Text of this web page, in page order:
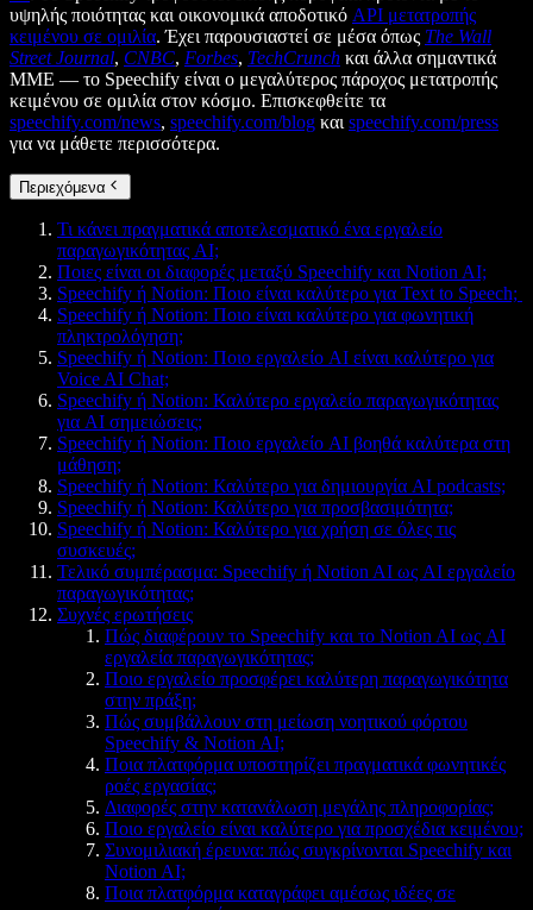
υψηλής ποιότητας και οικονομικά αποδοτικό API μετατροπής
κειμένου σε ομιλία. Έχει παρουσιαστεί σε μέσα όπως The Wall
Street Journal, CNBC, Forbes, TechCrunch και άλλα σημαντικά
ΜΜΕ — το Speechify είναι ο μεγαλύτερος πάροχος μετατροπής
κειμένου σε ομιλία στον κόσμο. Επισκεφθείτε τα
speechify.com/news, speechify.com/blog και speechify.com/press
για να μάθετε περισσότερα.
Περιεχόμενα
Τι κάνει πραγματικά αποτελεσματικό ένα εργαλείο
παραγωγικότητας AI;
Ποιες είναι οι διαφορές μεταξύ Speechify και Notion AI;
Speechify ή Notion: Ποιο είναι καλύτερο για Text to Speech;
Speechify ή Notion: Ποιο είναι καλύτερο για φωνητική
πληκτρολόγηση;
Speechify ή Notion: Ποιο εργαλείο AI είναι καλύτερο για
Voice AI Chat;
Speechify ή Notion: Καλύτερο εργαλείο παραγωγικότητας
για AI σημειώσεις;
Speechify ή Notion: Ποιο εργαλείο AI βοηθά καλύτερα στη
μάθηση;
Speechify ή Notion: Καλύτερο για δημιουργία AI podcasts;
Speechify ή Notion: Καλύτερο για προσβασιμότητα;
Speechify ή Notion: Καλύτερο για χρήση σε όλες τις
συσκευές;
Τελικό συμπέρασμα: Speechify ή Notion AI ως AI εργαλείο
παραγωγικότητας;
Συχνές ερωτήσεις
Πώς διαφέρουν το Speechify και το Notion AI ως AI
εργαλεία παραγωγικότητας;
Ποιο εργαλείο προσφέρει καλύτερη παραγωγικότητα
στην πράξη;
Πώς συμβάλλουν στη μείωση νοητικού φόρτου
Speechify & Notion AI;
Ποια πλατφόρμα υποστηρίζει πραγματικά φωνητικές
ροές εργασίας;
Διαφορές στην κατανάλωση μεγάλης πληροφορίας;
Ποιο εργαλείο είναι καλύτερο για προσχέδια κειμένου;
Συνομιλιακή έρευνα: πώς συγκρίνονται Speechify και
Notion AI;
Ποια πλατφόρμα καταγράφει αμέσως ιδέες σε